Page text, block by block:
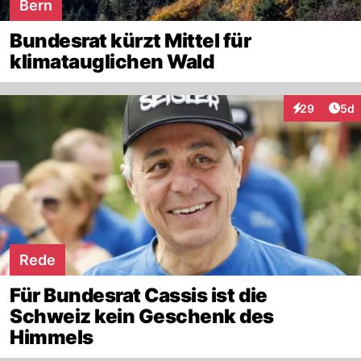
Bern
Bundesrat kürzt Mittel für
klimatauglichen Wald
29
Interaktionen
5d
Rede
Für Bundesrat Cassis ist die
Schweiz kein Geschenk des
Himmels